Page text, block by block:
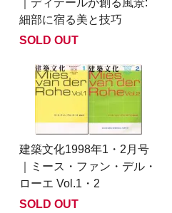
｜ディテールが創る風景:
細部に宿る美と技巧
SOLD OUT
建築文化1998年1・2月号
｜ミース・ファン・デル・
ローエ Vol.1・2
SOLD OUT